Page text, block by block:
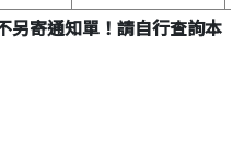
另寄通知單！請自行查詢本